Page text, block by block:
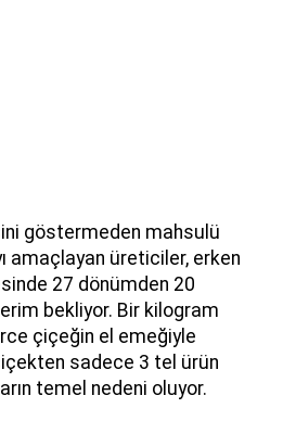
göstermeden mahsulü
amaçlayan üreticiler, erken
27 dönümden 20
bekliyor. Bir kilogram
çiçeğin el emeğiyle
sadece 3 tel ürün
temel nedeni oluyor.